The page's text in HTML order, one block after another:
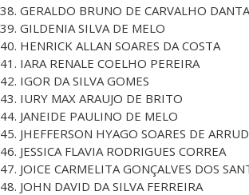
38. GERALDO BRUNO DE CARVALHO
39. GILDENIA SILVA DE MELO
40. HENRICK ALLAN SOARES DA COSTA
41. IARA RENALE COELHO PEREIRA
42. IGOR DA SILVA GOMES
43. IURY MAX ARAUJO DE BRITO
44. JANEIDE PAULINO DE MELO
45. JHEFFERSON HYAGO SOARES DE
46. JESSICA FLAVIA RODRIGUES CORREA
47. JOICE CARMELITA GONÇALVES DOS
48. JOHN DAVID DA SILVA FERREIRA